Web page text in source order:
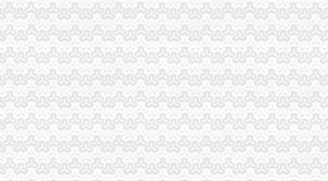
齐代理记帐-供应商、重庆代
司-重庆代理记账,重庆工商注册,重庆代办
司/批发商/供应商-中国制造网公司页
中【买保险_保险咨询_代理人_保险公司电话
限公司2017新招聘信息_电话_地址-58企
转让_土地出租_出售_土地流转网_地皮交易